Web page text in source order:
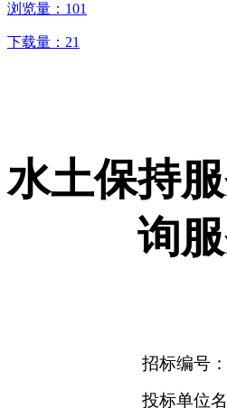
浏览量： 101
下载量： 21
水土保持
询
招标编号
投标单位